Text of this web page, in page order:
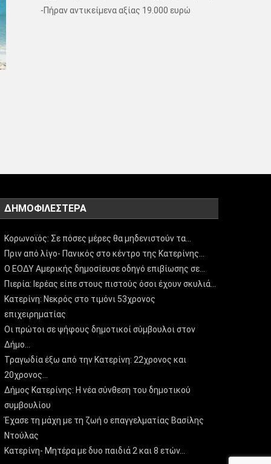
-Πήραν αντικείμενα αξίας 19.000 ευρώ
ΔΗΜΟΦΙΛΈΣΤΕΡΑ
Κορωνοϊός: Σε πόσες μέρες θα μηδενιστούν τα…
Πριν από λίγο- Πανικός στο κέντρο της Κατερίνης…
Ο ΕΟΔΥ Αμερικής δημοσίευσε οδηγό επιβίωσης σε…
Πιερία: Ιερέας είπε στους πιστούς όσοι έχουν σκυλιά…
Κατερίνη: Νεκρός στο τιμόνι 53χρονος
επιχειρηματίας
Οι πρώτοι σε ψήφους δημοτικοί σύμβουλοι στον
Δήμο…
Τραγωδία έξω από την Κατερίνη: 22χρονος και
20χρονος…
Δήμος Κατερίνης: Η νέα σύνθεση του δημοτικού
συμβουλίου
Έχασε τη μάχη με τη ζωή ο επαγγελματίας Βασίλης
Ντούλας
Κατερίνη- Μητέρα με δυο παιδιά 2 και 8 ετών…